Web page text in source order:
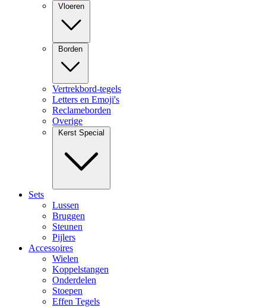
Vloeren
Borden
Vertrekbord-tegels
Letters en Emoji's
Reclameborden
Overige
Kerst Special
Sets
Lussen
Bruggen
Steunen
Pijlers
Accessoires
Wielen
Koppelstangen
Onderdelen
Stoepen
Effen Tegels